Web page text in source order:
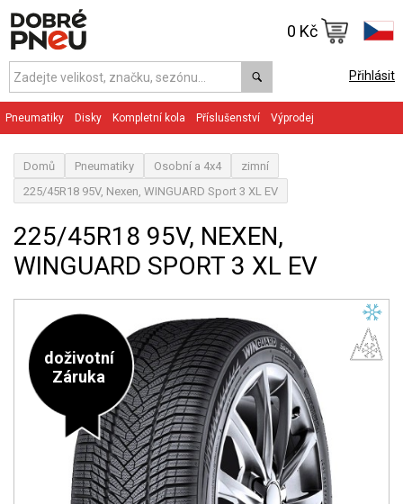
Přihlásit
0 Kč
Pneumatiky Disky Kompletní kola Příslušenství Výprodej
Domů Pneumatiky Osobní a 4x4
zimní
225/45R18 95V, Nexen, WINGUARD Sport 3 XL EV
225/45R18 95V, NEXEN,
WINGUARD SPORT 3 XL EV
doživotní
Záruka